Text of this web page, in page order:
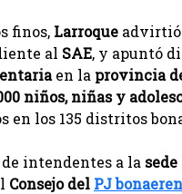
finos, Larroque advirtió
al SAE, y apuntó
en la provincia
niños, niñas y
en los 135 distritos
intendentes a la
Consejo del PJ